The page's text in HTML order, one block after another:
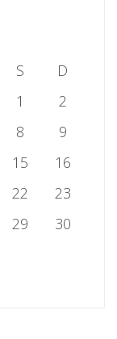
S
D
1
2
8
9
15
16
22
23
29
30